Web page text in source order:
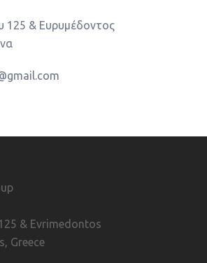
125 & Ευρυμέδοντος
& Evrimedontos
Greece